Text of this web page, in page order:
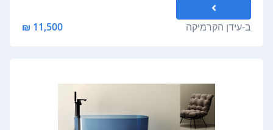
ב-עידן הקרמיקה 11,500 ₪